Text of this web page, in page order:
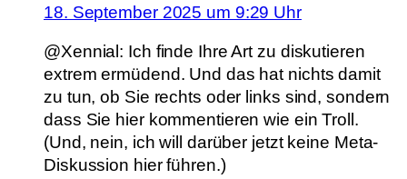
18. September 2025 um 9:29 Uhr
@Xennial: Ich finde Ihre Art zu diskutieren
extrem ermüdend. Und das hat nichts damit
zu tun, ob Sie rechts oder links sind, sondern
dass Sie hier kommentieren wie ein Troll.
(Und, nein, ich will darüber jetzt keine Meta-
Diskussion hier führen.)